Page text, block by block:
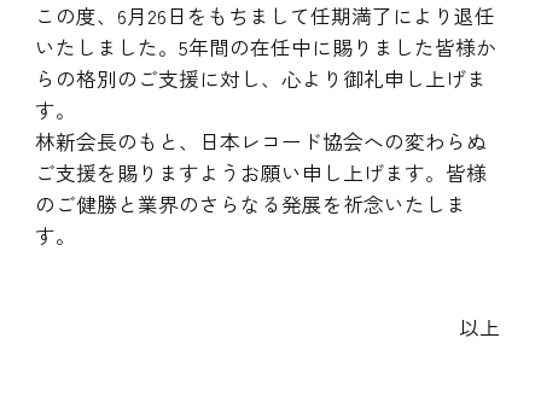
この度、6月26日をもちまして任期満了により退任
いたしました。5年間の在任中に賜りました皆様か
らの格別のご支援に対し、心より御礼申し上げま
す。
林新会長のもと、日本レコード協会への変わらぬ
ご支援を賜りますようお願い申し上げます。皆様
のご健勝と業界のさらなる発展を祈念いたしま
す。
以上